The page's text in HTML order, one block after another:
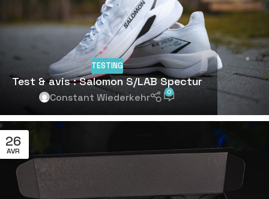
TESTING
Test & avis : Salomon S/LAB Spectur
Constant Wiederkehr 0
26
AVR